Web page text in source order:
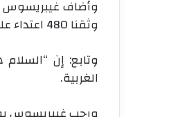
وثقنا 480 اعتداء على مرافق صحية في الضفة الغربية أسفرت عن 16 وفاة و95 إصابة”.
وتابع: إن
الغربية.